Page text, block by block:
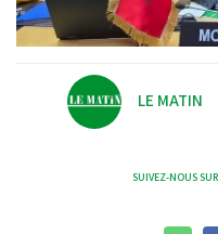
LE MATIN
SUIVEZ-NOUS